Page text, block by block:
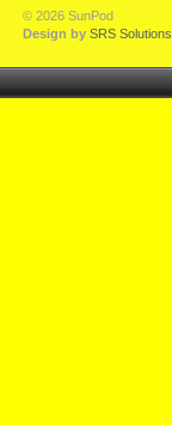
© 2026 SunPod
Design by SRS Solutions